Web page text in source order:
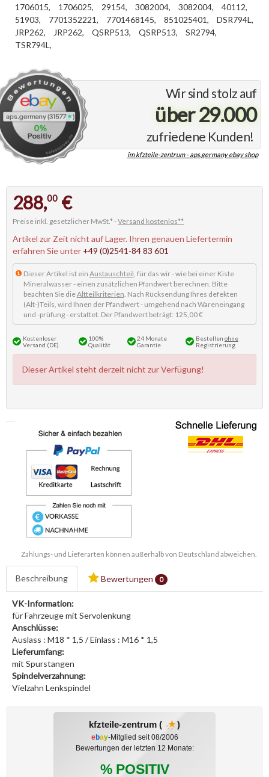
Wir sind stolz auf
über 29.000
zufriedene Kunden!
im kfzteile-zentrum - aps.germany ebay shop
1706015,
1706025, 29154, 3082004, 3082004,
40112,
51903,
7701352221, 7701468145, 851025401,
DSR794L,
JRP262,
JRP262, QSRP513, QSRP513,
SR2794,
TSR794L,
288,00 €
Preise inkl. gesetzlicher MwSt.* -Versand kostenlos**
Artikel zur Zeit nicht auf Lager. Ihren genauen Liefertermin
erfahren Sie unter +49 (0)2541-84 83 601
Dieser Artikel ist ein Austauschteil, für das wir - wie bei einer Kiste
Mineralwasser - einen zusätzlichen Pfandwert berechnen. Bitte
beachten Sie dieAltteilkriterien. Nach Rücksendung Ihres defekten
(Alt-)Teils, wird Ihnen der Pfandwert - umgehend nach Wareneingang
und -prüfung - erstattet. Der Pfandwert beträgt: 125,00 €
Kostenloser
Versand (DE)
100%
Qualität
24 Monate
Garantie
Bestellen ohne
Registrierung
Dieser Artikel steht derzeit nicht zur Verfügung!
Zahlungs- und Lieferarten können außerhalb von Deutschland abweichen.
Beschreibung Bewertungen 0
VK-Information:
für Fahrzeuge mit Servolenkung
Anschlüsse:
Auslass : M18 * 1,5 / Einlass : M16 * 1,5
Lieferumfang:
mit Spurstangen
Spindelverzahnung:
Vielzahn Lenkspindel
kfzteile-zentrum ( )
ebay-Mitglied seit 08/2006
Bewertungen der letzten 12 Monate:
% POSITIV